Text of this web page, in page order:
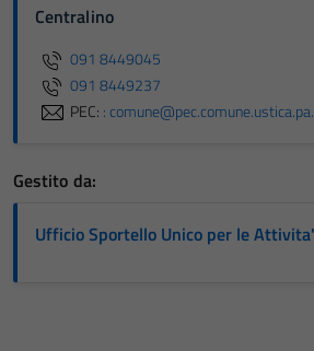
Centralino
091 8449045
091 8449237
PEC: :
Gestito da:
Ufficio Sportello Unico per le